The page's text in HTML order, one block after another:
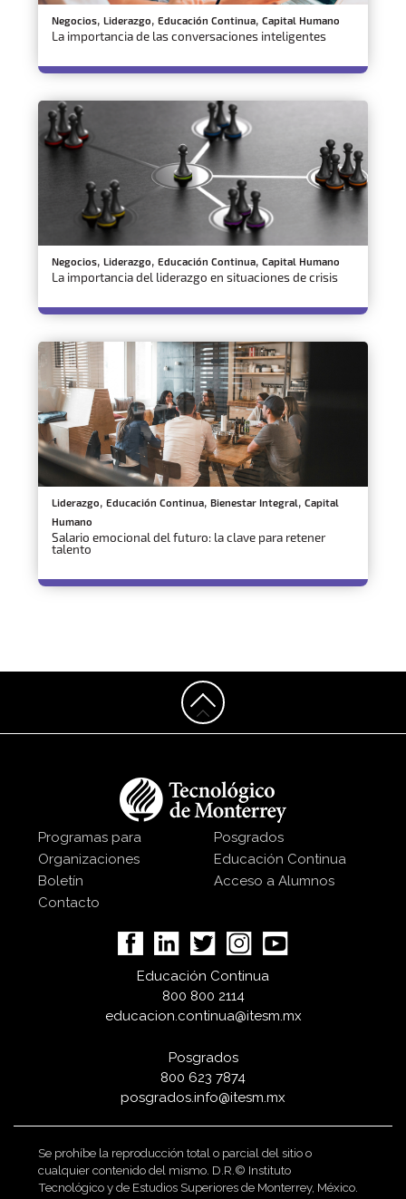
Negocios, Liderazgo, Educación Continua, Capital Humano
La importancia de las conversaciones inteligentes
Negocios, Liderazgo, Educación Continua, Capital Humano
La importancia del liderazgo en situaciones de crisis
Liderazgo, Educación Continua, Bienestar Integral, Capital
Humano
Salario emocional del futuro: la clave para retener
talento
Programas para
Organizaciones
Boletín
Contacto
Posgrados
Educación Continua
Acceso a Alumnos
Educación Continua
800 800 2114
educacion.continua@itesm.mx
Posgrados
800 623 7874
posgrados.info@itesm.mx
Se prohíbe la reproducción total o parcial del sitio o
cualquier contenido del mismo. D.R.© Instituto
Tecnológico y de Estudios Superiores de Monterrey, México.